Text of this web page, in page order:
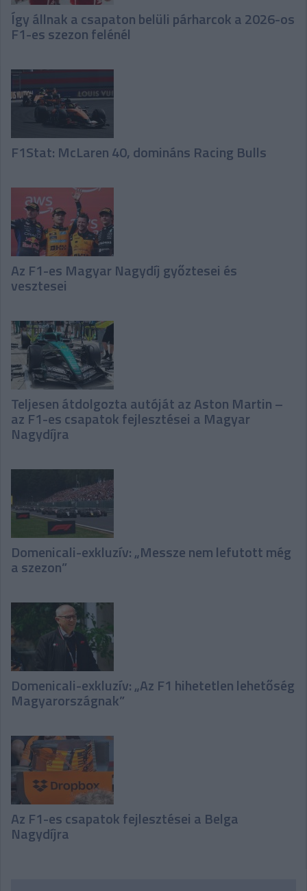
Így állnak a csapaton belüli párharcok a 2026-os
F1-es szezon felénél
F1Stat: McLaren 40, domináns Racing Bulls
Az F1-es Magyar Nagydíj győztesei és
vesztesei
Teljesen átdolgozta autóját az Aston Martin –
az F1-es csapatok fejlesztései a Magyar
Nagydíjra
Domenicali-exkluzív: „Messze nem lefutott még
a szezon”
Domenicali-exkluzív: „Az F1 hihetetlen lehetőség
Magyarországnak”
Az F1-es csapatok fejlesztései a Belga
Nagydíjra